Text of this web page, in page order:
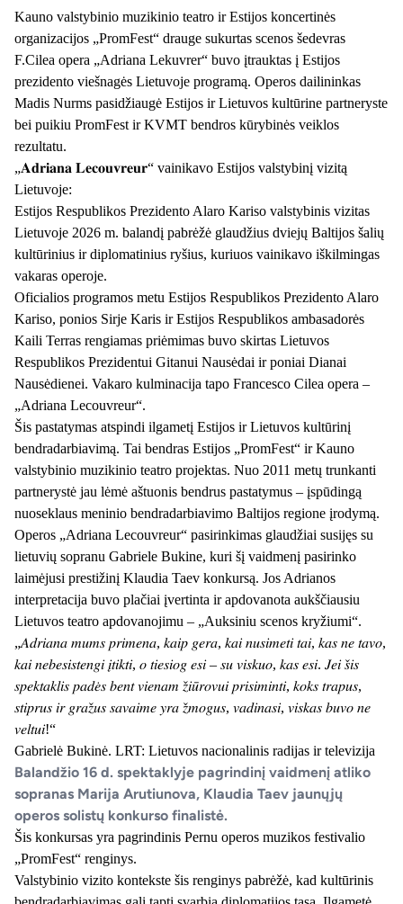
Kauno valstybinio muzikinio teatro ir Estijos koncertinės
organizacijos „PromFest“ drauge sukurtas scenos šedevras
F.Cilea opera „Adriana Lekuvrer“ buvo įtrauktas į Estijos
prezidento viešnagės Lietuvoje programą. Operos dailininkas
Madis Nurms pasidžiaugė Estijos ir Lietuvos kultūrine partneryste
bei puikiu PromFest ir KVMT bendros kūrybinės veiklos
rezultatu.
„𝐀𝐝𝐫𝐢𝐚𝐧𝐚 𝐋𝐞𝐜𝐨𝐮𝐯𝐫𝐞𝐮𝐫“ vainikavo Estijos valstybinį vizitą
Lietuvoje:
Estijos Respublikos Prezidento Alaro Kariso valstybinis vizitas
Lietuvoje 2026 m. balandį pabrėžė glaudžius dviejų Baltijos šalių
kultūrinius ir diplomatinius ryšius, kuriuos vainikavo iškilmingas
vakaras operoje.
Oficialios programos metu Estijos Respublikos Prezidento Alaro
Kariso, ponios Sirje Karis ir Estijos Respublikos ambasadorės
Kaili Terras rengiamas priėmimas buvo skirtas Lietuvos
Respublikos Prezidentui Gitanui Nausėdai ir poniai Dianai
Nausėdienei. Vakaro kulminacija tapo Francesco Cilea opera –
„Adriana Lecouvreur“.
Šis pastatymas atspindi ilgametį Estijos ir Lietuvos kultūrinį
bendradarbiavimą. Tai bendras Estijos „PromFest“ ir Kauno
valstybinio muzikinio teatro projektas. Nuo 2011 metų trunkanti
partnerystė jau lėmė aštuonis bendrus pastatymus – įspūdingą
nuoseklaus meninio bendradarbiavimo Baltijos regione įrodymą.
Operos „Adriana Lecouvreur“ pasirinkimas glaudžiai susijęs su
lietuvių sopranu Gabriele Bukine, kuri šį vaidmenį pasirinko
laimėjusi prestižinį Klaudia Taev konkursą. Jos Adrianos
interpretacija buvo plačiai įvertinta ir apdovanota aukščiausiu
Lietuvos teatro apdovanojimu – „Auksiniu scenos kryžiumi“.
„𝐴𝑑𝑟𝑖𝑎𝑛𝑎 𝑚𝑢𝑚𝑠 𝑝𝑟𝑖𝑚𝑒𝑛𝑎, 𝑘𝑎𝑖𝑝 𝑔𝑒𝑟𝑎, 𝑘𝑎𝑖 𝑛𝑢𝑠𝑖𝑚𝑒𝑡𝑖 𝑡𝑎𝑖, 𝑘𝑎𝑠 𝑛𝑒 𝑡𝑎𝑣𝑜,
𝑘𝑎𝑖 𝑛𝑒𝑏𝑒𝑠𝑖𝑠𝑡𝑒𝑛𝑔𝑖 𝑖̨𝑡𝑖𝑘𝑡𝑖, 𝑜 𝑡𝑖𝑒𝑠𝑖𝑜𝑔 𝑒𝑠𝑖 – 𝑠𝑢 𝑣𝑖𝑠𝑘𝑢𝑜, 𝑘𝑎𝑠 𝑒𝑠𝑖. 𝐽𝑒𝑖 𝑠̌𝑖𝑠
𝑠𝑝𝑒𝑘𝑡𝑎𝑘𝑙𝑖𝑠 𝑝𝑎𝑑𝑒̇𝑠 𝑏𝑒𝑛𝑡 𝑣𝑖𝑒𝑛𝑎𝑚 𝑧̌𝑖𝑢̄𝑟𝑜𝑣𝑢𝑖 𝑝𝑟𝑖𝑠𝑖𝑚𝑖𝑛𝑡𝑖, 𝑘𝑜𝑘𝑠 𝑡𝑟𝑎𝑝𝑢𝑠,
𝑠𝑡𝑖𝑝𝑟𝑢𝑠 𝑖𝑟 𝑔𝑟𝑎𝑧̌𝑢𝑠 𝑠𝑎𝑣𝑎𝑖𝑚𝑒 𝑦𝑟𝑎 𝑧̌𝑚𝑜𝑔𝑢𝑠, 𝑣𝑎𝑑𝑖𝑛𝑎𝑠𝑖, 𝑣𝑖𝑠𝑘𝑎𝑠 𝑏𝑢𝑣𝑜 𝑛𝑒
𝑣𝑒𝑙𝑡𝑢𝑖!“
Gabrielė Bukinė. LRT: Lietuvos nacionalinis radijas ir televizija
Balandžio 16 d. spektaklyje pagrindinį vaidmenį atliko
sopranas Marija Arutiunova, Klaudia Taev jaunųjų
operos solistų konkurso finalistė.
Šis konkursas yra pagrindinis Pernu operos muzikos festivalio
„PromFest“ renginys.
Valstybinio vizito kontekste šis renginys pabrėžė, kad kultūrinis